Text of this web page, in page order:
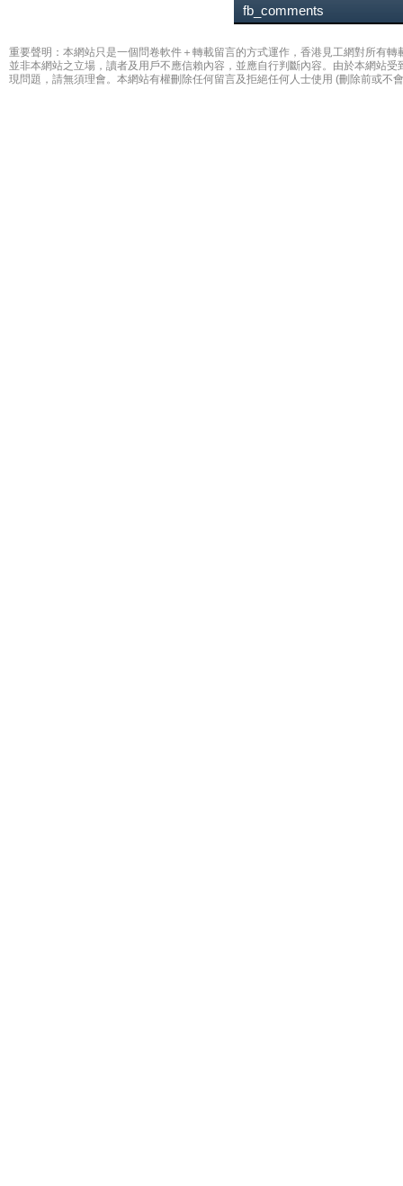
fb_comments
重要聲明：本網站只是一個問卷軟件＋轉載留言的方式運作，香港見工網對所有
並非本網站之立場，讀者及用戶不應信賴內容，並應自行判斷內容。由於本網站
現問題，請無須理會。本網站有權刪除任何留言及拒絕任何人士使用 (刪除前或